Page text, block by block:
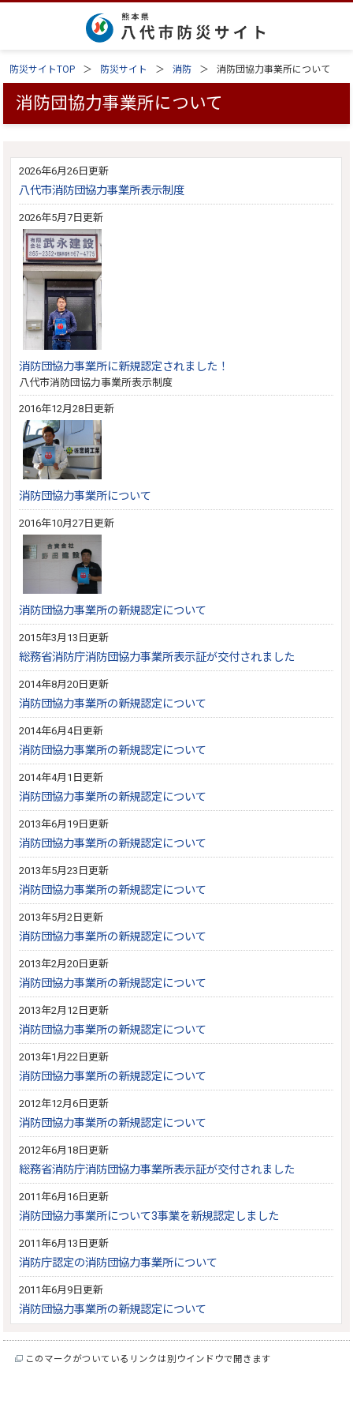
防災サイトTOP 防災サイト 消防 消防団協力事業所について
消防団協力事業所について
2026年6月26日更新
八代市消防団協力事業所表示制度
2026年5月7日更新
消防団協力事業所に新規認定されました！
八代市消防団協力事業所表示制度
2016年12月28日更新
消防団協力事業所について
2016年10月27日更新
消防団協力事業所の新規認定について
2015年3月13日更新
総務省消防庁消防団協力事業所表示証が交付されました
2014年8月20日更新
消防団協力事業所の新規認定について
2014年6月4日更新
消防団協力事業所の新規認定について
2014年4月1日更新
消防団協力事業所の新規認定について
2013年6月19日更新
消防団協力事業所の新規認定について
2013年5月23日更新
消防団協力事業所の新規認定について
2013年5月2日更新
消防団協力事業所の新規認定について
2013年2月20日更新
消防団協力事業所の新規認定について
2013年2月12日更新
消防団協力事業所の新規認定について
2013年1月22日更新
消防団協力事業所の新規認定について
2012年12月6日更新
消防団協力事業所の新規認定について
2012年6月18日更新
総務省消防庁消防団協力事業所表示証が交付されました
2011年6月16日更新
消防団協力事業所について3事業を新規認定しました
2011年6月13日更新
消防庁認定の消防団協力事業所について
2011年6月9日更新
消防団協力事業所の新規認定について
このマークがついているリンクは別ウインドウで開きます